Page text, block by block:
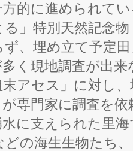
的に進められて
る」特別天然記念
、埋め立て予定
く現地調査が出
アセス」に対し
専門家に調査を
に支えられた里
の海生生物たち